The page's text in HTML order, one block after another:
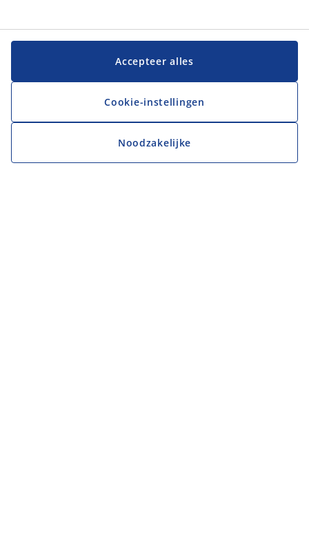
Accepteer alles
Cookie-instellingen
Noodzakelijke